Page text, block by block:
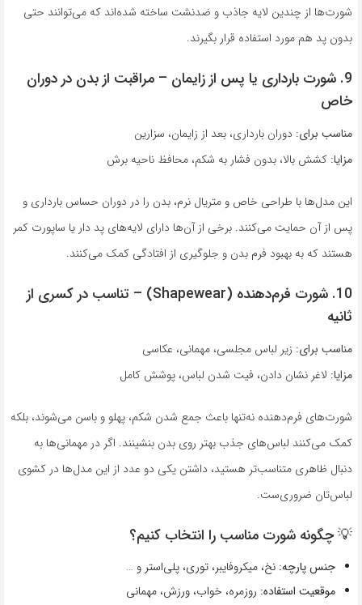
شورت‌ها از چندین لایه جاذب و ضدنشت ساخته شده‌اند که می‌توانند حتی
بدون پد هم مورد استفاده قرار بگیرند.
9. شورت بارداری یا پس از زایمان – مراقبت از بدن در دوران
خاص
مناسب برای: دوران بارداری، بعد از زایمان، سزارین
مزایا: کشش بالا، بدون فشار به شکم، محافظ ناحیه برش
این مدل‌ها با طراحی خاص و متریال نرم، بدن را در دوران حساس بارداری و
پس از آن حمایت می‌کنند. برخی از آن‌ها دارای لایه‌های پد دار یا ساپورت کمر
هستند که به بهبود فرم بدن و جلوگیری از افتادگی کمک می‌کنند.
10. شورت فرم‌دهنده (Shapewear) – تناسب در کسری از
ثانیه
مناسب برای: زیر لباس مجلسی، مهمانی، عکاسی
مزایا: لاغر نشان دادن، فیت شدن لباس، پوشش کامل
شورت‌های فرم‌دهنده نه‌تنها باعث جمع شدن شکم، پهلو و باسن می‌شوند، بلکه
کمک می‌کنند لباس‌های جذب بهتر روی بدن بنشینند. اگر در مهمانی‌ها به
دنبال ظاهری متناسب‌تر هستید، داشتن یکی دو عدد از این مدل‌ها در کشوی
لباس‌تان ضروری‌ست.
💡 چگونه شورت مناسب را انتخاب کنیم؟
جنس پارچه: نخ، میکروفایبر، توری، پلی‌استر و …
موقعیت استفاده: روزمره، خواب، ورزش، مهمانی